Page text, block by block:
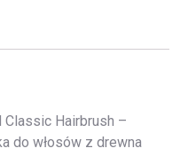
Classic Hairbrush –
do włosów z drewna